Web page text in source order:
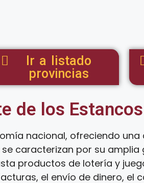
Ir a listado
provincias
de los Estancos
nacional, ofreciendo
caracterizan por su
productos de lotería y
el envío de dinero, el